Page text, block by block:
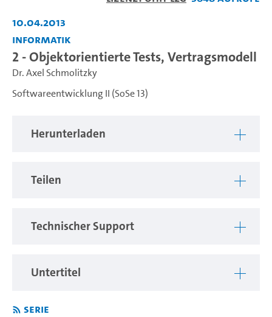
10.04.2013
Informatik
2 - Objektorientierte Tests, Vertragsmodell
Dr. Axel Schmolitzky
Softwareentwicklung II (SoSe 13)
Herunterladen
Teilen
Technischer Support
Untertitel
Serie